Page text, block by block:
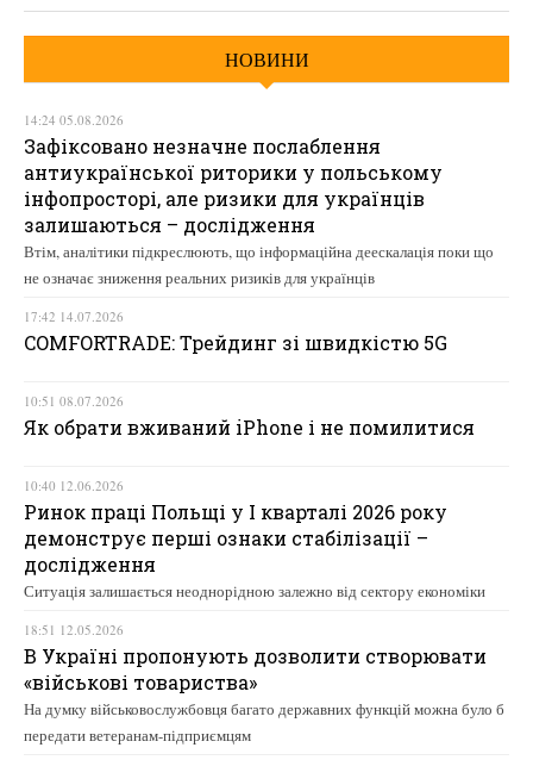
НОВИНИ
14:24 05.08.2026
Зафіксовано незначне послаблення
антиукраїнської риторики у польському
інфопросторі, але ризики для українців
залишаються – дослідження
Втім, аналітики підкреслюють, що інформаційна деескалація поки що
не означає зниження реальних ризиків для українців
17:42 14.07.2026
COMFORTRADE: Трейдинг зі швидкістю 5G
10:51 08.07.2026
Як обрати вживаний iPhone і не помилитися
10:40 12.06.2026
Ринок праці Польщі у І кварталі 2026 року
демонструє перші ознаки стабілізації –
дослідження
Ситуація залишається неоднорідною залежно від сектору економіки
18:51 12.05.2026
В Україні пропонують дозволити створювати
«військові товариства»
На думку військовослужбовця багато державних функцій можна було б
передати ветеранам-підприємцям